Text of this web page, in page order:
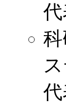
代
代